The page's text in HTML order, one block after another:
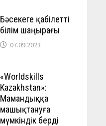
Бәсекеге қабілетті
білім шаңырағы
07.09.2023
«Worldskills
Kazakhstan»:
Мамандыққа
машықтануға
мүмкіндік берді